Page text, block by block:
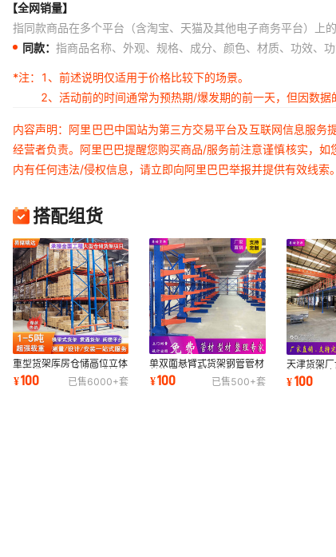
【全网销量】
指同款商品在多个平台（含淘宝、天猫及其他电子商务平台）上
同款： 指商品名称、外观、规格、成分、颜色、材质、功效、
*注：
1、前述说明仅适用于价格比较下的场景。
2、活动前的时间通常为预热期/爆发期的前一天，但因数
内容声明：阿里巴巴中国站为第三方交易平台及互联网信息服
经营者负责。阿里巴巴提醒您购买商品/服务前注意谨慎核实，
内有任何违法/侵权信息，请立即向阿里巴巴举报并提供有效线索。
搭配组货
重型货架库房仓储高位立体
库阁楼平台承重横梁式托盘
叉车贯通货架
¥100 已售6000+套
单双面悬臂式货架钢管管材
长物门窗铝型材托臂梁存放
架重型货架
¥100 已售500+套
天津货架
架仓库搭
加厚3吨仓储
¥100